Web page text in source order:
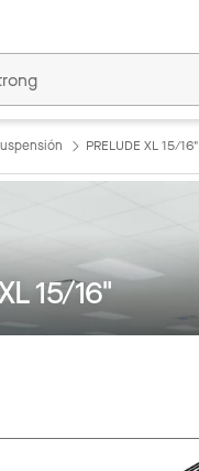
PRELUDE XL 15/16"
15/16"